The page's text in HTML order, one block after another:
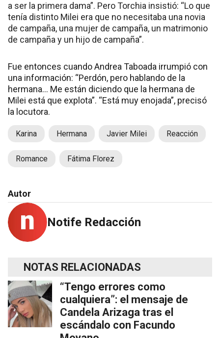
a ser la primera dama”. Pero Torchia insistió: “Lo que
tenía distinto Milei era que no necesitaba una novia
de campaña, una mujer de campaña, un matrimonio
de campaña y un hijo de campaña”.
Fue entonces cuando Andrea Taboada irrumpió con
una información: “Perdón, pero hablando de la
hermana... Me están diciendo que la hermana de
Milei está que explota”. “Está muy enojada”, precisó
la locutora.
Karina Hermana Javier Milei Reacción
Romance Fátima Florez
Autor
Notife Redacción
NOTAS RELACIONADAS
“Tengo errores como
cualquiera”: el mensaje de
Candela Arizaga tras el
escándalo con Facundo